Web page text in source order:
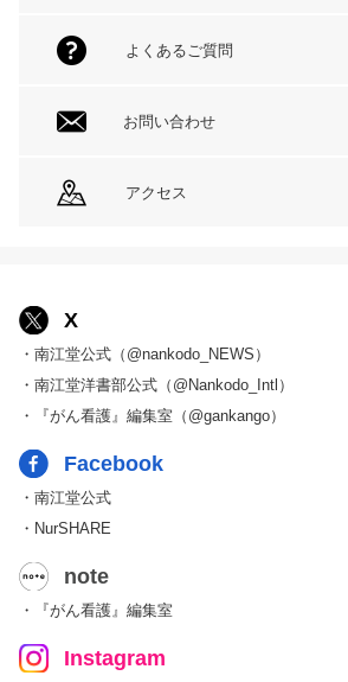
よくあるご質問
お問い合わせ
アクセス
X
・南江堂公式（@nankodo_NEWS）
・南江堂洋書部公式（@Nankodo_Intl）
・『がん看護』編集室（@gankango）
Facebook
・南江堂公式
・NurSHARE
note
・『がん看護』編集室
Instagram